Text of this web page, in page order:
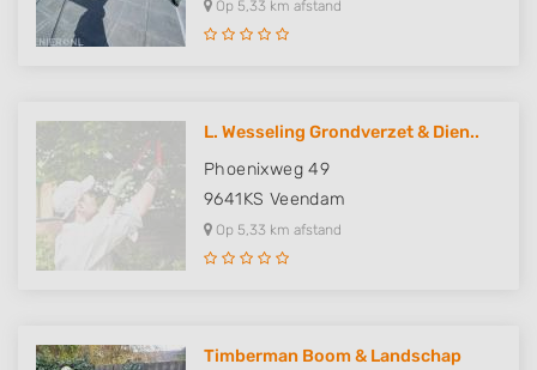
Op 5,33 km afstand
L. Wesseling Grondverzet & Dien..
Phoenixweg 49
9641KS Veendam
Op 5,33 km afstand
Timberman Boom & Landschap